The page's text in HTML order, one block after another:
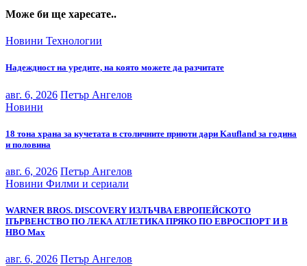
Може би ще харесате..
Новини Технологии
Надеждност на уредите, на която можете да разчитате
авг. 6, 2026 Петър Ангелов
Новини
18 тона храна за кучетата в столичните приюти дари Kaufland за година
и половина
авг. 6, 2026 Петър Ангелов
Новини Филми и сериали
WARNER BROS. DISCOVERY ИЗЛЪЧВА ЕВРОПЕЙСКОТО
ПЪРВЕНСТВО ПО ЛЕКА АТЛЕТИКА ПРЯКО ПО ЕВРОСПОРТ И В
НВО Мах
авг. 6, 2026 Петър Ангелов